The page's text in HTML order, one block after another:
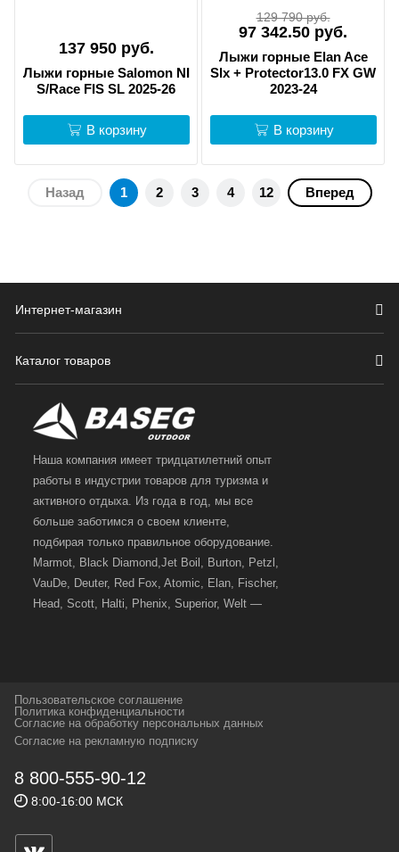
137 950 руб.
Лыжи горные Salomon NI
S/Race FIS SL 2025-26
В корзину
129 790 руб.
97 342.50 руб.
Лыжи горные Elan Ace
Slx + Protector13.0 FX GW
2023-24
В корзину
Назад 1 2 3 4 12 Вперед
Интернет-магазин
Каталог товаров
Наша компания имеет тридцатилетний опыт
работы в индустрии товаров для туризма и
активного отдыха. Из года в год, мы все
больше заботимся о своем клиенте,
подбирая только правильное оборудование.
Marmot, Black Diamond,Jet Boil, Burton, Petzl,
VauDe, Deuter, Red Fox, Atomic, Elan, Fischer,
Head, Scott, Halti, Phenix, Superior, Welt —
и взыскательных путешественников,
спортсменов и отдыхающих.
Геннадьевич
ИНН 590300057023 ОГРН 304590319000121
Пользовательское соглашение
Политика конфиденциальности
Согласие на обработку персональных данных
Согласие на рекламную подписку
8 800-555-90-12
8:00-16:00 МСК